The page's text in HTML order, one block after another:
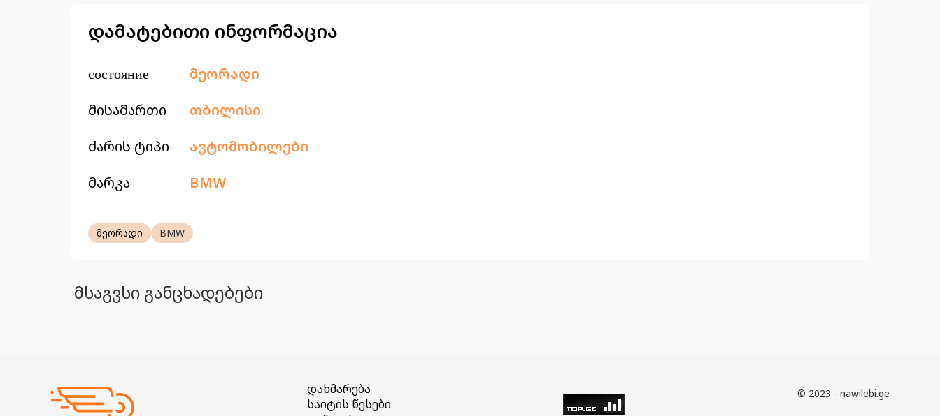
დამატებითი ინფორმაცია
состояние
მეორადი
მისამართი
თბილისი
ძარის ტიპი
ავტომობილები
მარკა
BMW
მეორადი BMW
მსაგვსი განცხადებები
დახმარება
საიტის წესები
© 2023 - nawilebi.ge